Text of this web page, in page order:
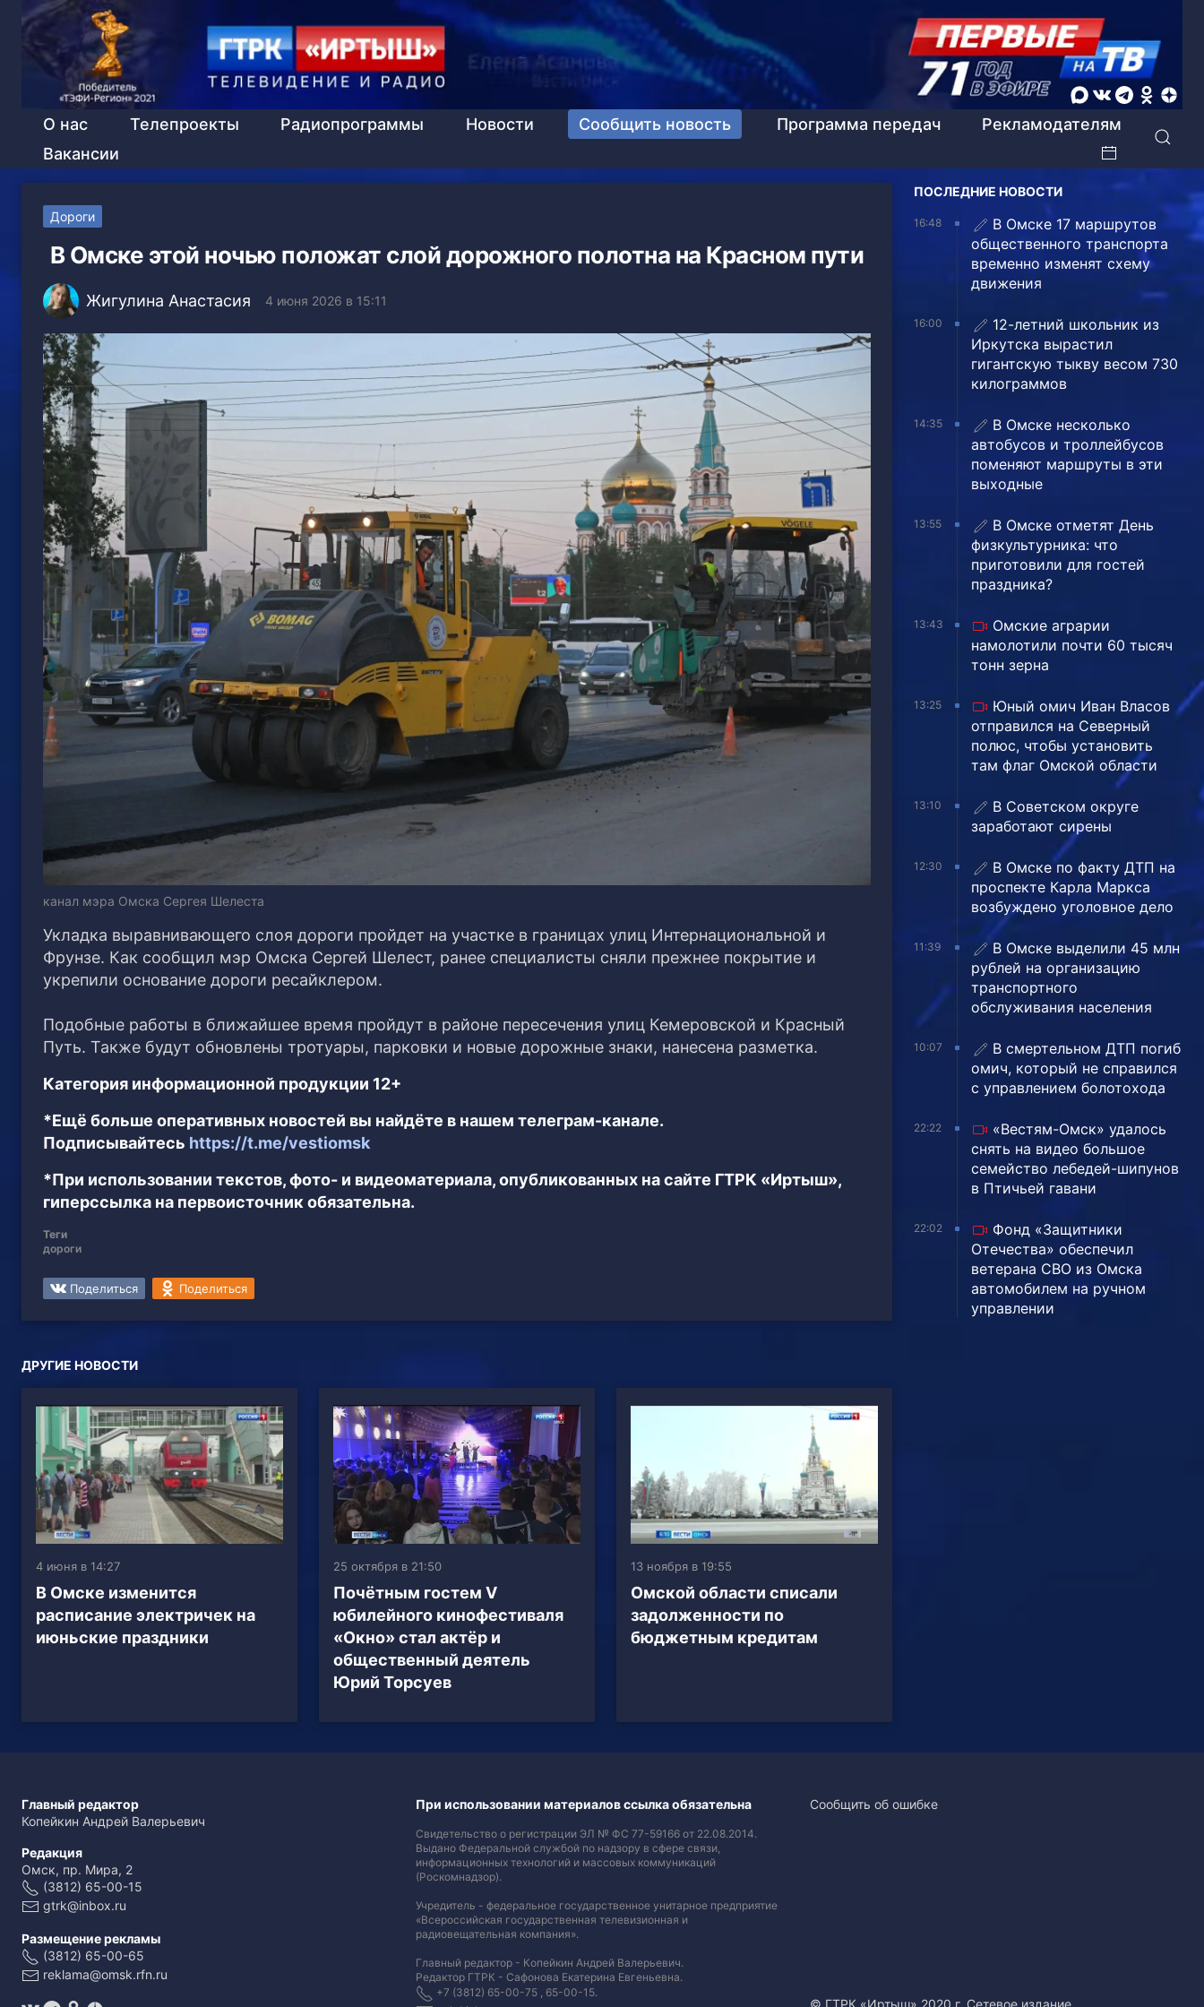
О нас Телепроекты Радиопрограммы Новости Сообщить новость Программа передач
Рекламодателям
Вакансии
Дороги
В Омске этой ночью положат слой дорожного полотна на Красном пути
Жигулина Анастасия 4 июня 2026 в 15:11
канал мэра Омска Сергея Шелеста
Укладка выравнивающего слоя дороги пройдет на участке в границах улиц Интернациональной и
Фрунзе. Как сообщил мэр Омска Сергей Шелест, ранее специалисты сняли прежнее покрытие и
укрепили основание дороги ресайклером.
Подобные работы в ближайшее время пройдут в районе пересечения улиц Кемеровской и Красный
Путь. Также будут обновлены тротуары, парковки и новые дорожные знаки, нанесена разметка.
Категория информационной продукции 12+
*Ещё больше оперативных новостей вы найдёте в нашем телеграм-канале.
Подписывайтесь https://t.me/vestiomsk
*При использовании текстов, фото- и видеоматериала, опубликованных на сайте ГТРК «Иртыш»,
гиперссылка на первоисточник обязательна.
Теги
дороги
Поделиться Поделиться
ДРУГИЕ НОВОСТИ
4 июня в 14:27
В Омске изменится
расписание электричек на
июньские праздники
25 октября в 21:50
Почётным гостем V
юбилейного кинофестиваля
«Окно» стал актёр и
общественный деятель
Юрий Торсуев
13 ноября в 19:55
Омской области списали
задолженности по
бюджетным кредитам
ПОСЛЕДНИЕ НОВОСТИ
16:48
В Омске 17 маршрутов
общественного транспорта
временно изменят схему
движения
16:00
12-летний школьник из
Иркутска вырастил
гигантскую тыкву весом 730
килограммов
14:35
В Омске несколько
автобусов и троллейбусов
поменяют маршруты в эти
выходные
13:55
В Омске отметят День
физкультурника: что
приготовили для гостей
праздника?
13:43
Омские аграрии
намолотили почти 60 тысяч
тонн зерна
13:25
Юный омич Иван Власов
отправился на Северный
полюс, чтобы установить
там флаг Омской области
13:10
В Советском округе
заработают сирены
12:30
В Омске по факту ДТП на
проспекте Карла Маркса
возбуждено уголовное дело
11:39
В Омске выделили 45 млн
рублей на организацию
транспортного
обслуживания населения
10:07
В смертельном ДТП погиб
омич, который не справился
с управлением болотохода
22:22
«Вестям-Омск» удалось
снять на видео большое
семейство лебедей-шипунов
в Птичьей гавани
22:02
Фонд «Защитники
Отечества» обеспечил
ветерана СВО из Омска
автомобилем на ручном
управлении
Главный редактор
Копейкин Андрей Валерьевич
Редакция
Омск, пр. Мира, 2
(3812) 65-00-15
gtrk@inbox.ru
Размещение рекламы
(3812) 65-00-65
reklama@omsk.rfn.ru
При использовании материалов ссылка обязательна
Свидетельство о регистрации ЭЛ № ФС 77-59166 от 22.08.2014.
Выдано Федеральной службой по надзору в сфере связи,
информационных технологий и массовых коммуникаций
(Роскомнадзор).
Учредитель - федеральное государственное унитарное предприятие
«Всероссийская государственная телевизионная и
радиовещательная компания».
Главный редактор - Копейкин Андрей Валерьевич.
Редактор ГТРК - Сафонова Екатерина Евгеньевна.
+7 (3812) 65-00-75 , 65-00-15.
Сообщить об ошибке
© ГТРК «Иртыш» 2020 г. Сетевое издание